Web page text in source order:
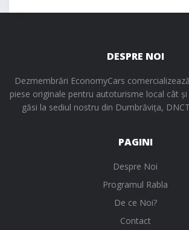
DESPRE NOI
Dezmembrări EconomyCars
piese originale pentru autoturisme local cât
găsi la sediul nostru din Dumbrăvița,
PAGINI
Despre Noi
Programul Rabla
De ce Noi?
Contact